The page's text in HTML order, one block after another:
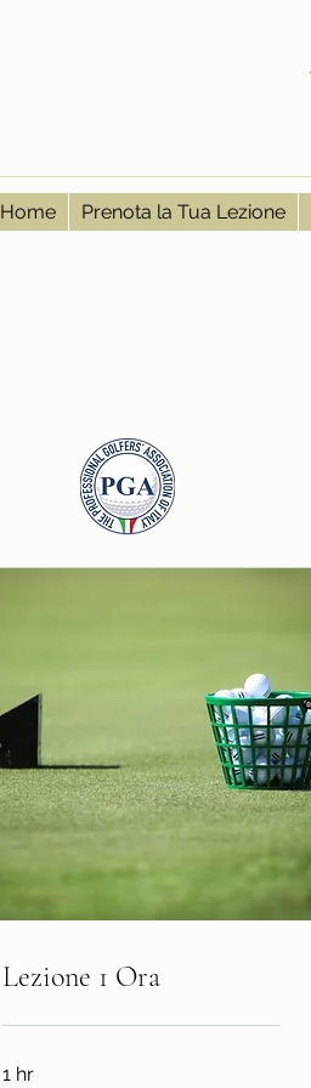
Home Prenota la Tua Lezione
Lezione 1 Ora
1 hr